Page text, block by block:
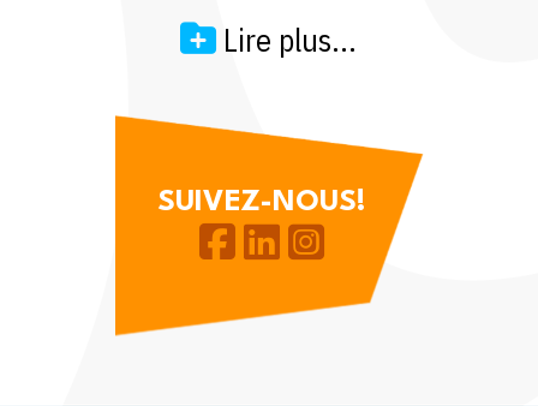
Lire plus...
SUIVEZ-NOUS!